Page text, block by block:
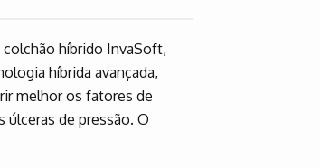
híbrido InvaSoft,
híbrida avançada,
melhor os fatores de
úlceras de pressão. O